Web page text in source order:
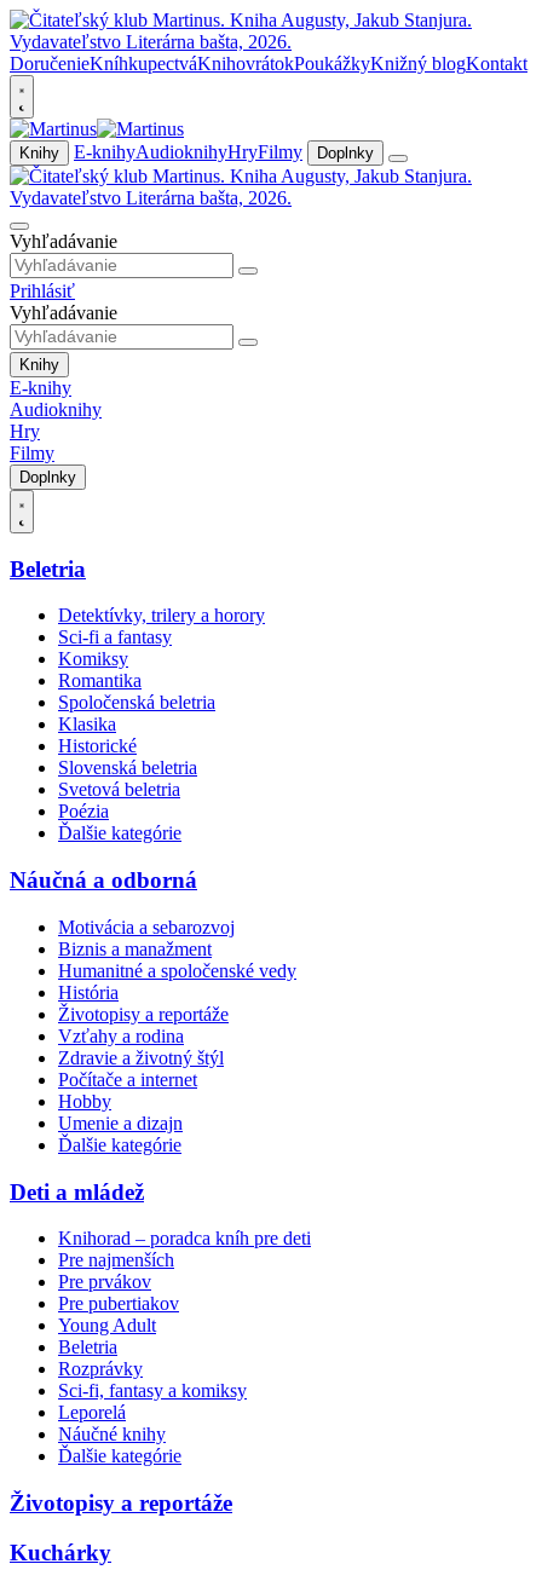
DoručenieKníhkupectváKnihovrátokPoukážkyKnižný blogKontakt
Knihy E-knihyAudioknihyHryFilmy Doplnky
Vyhľadávanie
Prihlásiť
Vyhľadávanie
Knihy
E-knihy
Audioknihy
Hry
Filmy
Doplnky
Beletria
Detektívky, trilery a horory
Sci-fi a fantasy
Komiksy
Romantika
Spoločenská beletria
Klasika
Historické
Slovenská beletria
Svetová beletria
Poézia
Ďalšie kategórie
Náučná a odborná
Motivácia a sebarozvoj
Biznis a manažment
Humanitné a spoločenské vedy
História
Životopisy a reportáže
Vzťahy a rodina
Zdravie a životný štýl
Počítače a internet
Hobby
Umenie a dizajn
Ďalšie kategórie
Deti a mládež
Knihorad – poradca kníh pre deti
Pre najmenších
Pre prvákov
Pre pubertiakov
Young Adult
Beletria
Rozprávky
Sci-fi, fantasy a komiksy
Leporelá
Náučné knihy
Ďalšie kategórie
Životopisy a reportáže
Kuchárky